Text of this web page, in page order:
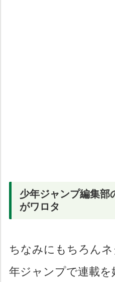
少年ジャンプ編集
がワロタ
ちなみにもちろん
年ジャンプで連載